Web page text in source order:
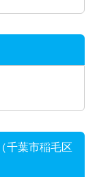
千葉市稲毛区